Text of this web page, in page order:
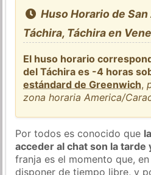
Huso Horario de
Táchira, Táchira en
El huso horario
del Táchira es -4 horas
estándard de Greenwich,
zona horaria America/
Por todos es conocido que
acceder al chat son la tarde
franja es el momento que,
disponer de tiempo libre, y